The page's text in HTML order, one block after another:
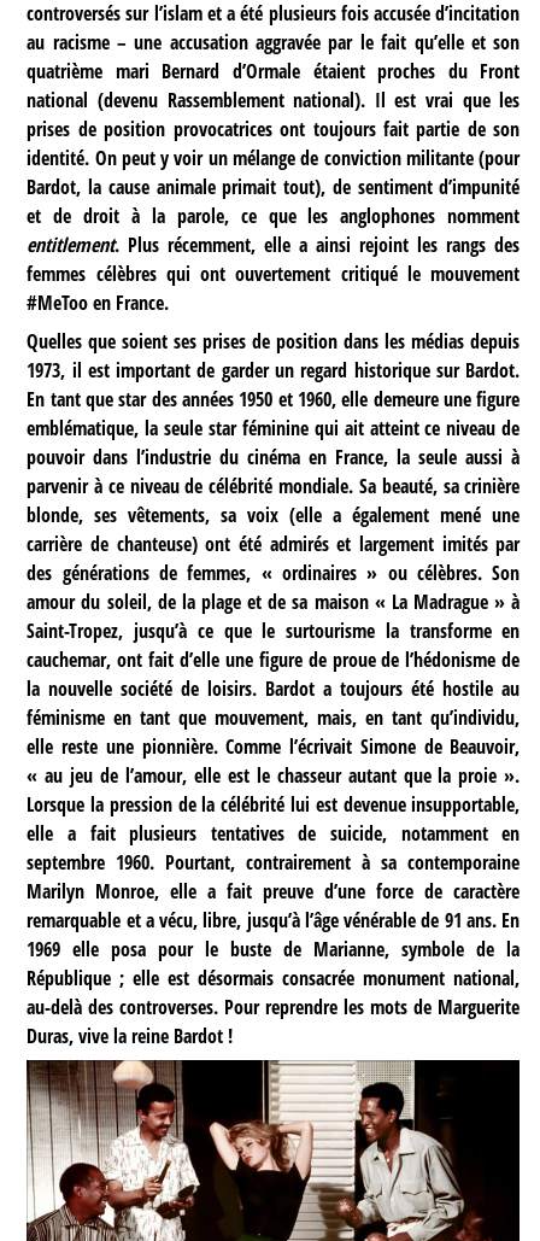
controversés sur l’islam et a été plusieurs fois accusée d’incitation
au racisme – une accusation aggravée par le fait qu’elle et son
quatrième mari Bernard d’Ormale étaient proches du Front
national (devenu Rassemblement national). Il est vrai que les
prises de position provocatrices ont toujours fait partie de son
identité. On peut y voir un mélange de conviction militante (pour
Bardot, la cause animale primait tout), de sentiment d’impunité
et de droit à la parole, ce que les anglophones nomment
entitlement. Plus récemment, elle a ainsi rejoint les rangs des
femmes célèbres qui ont ouvertement critiqué le mouvement
#MeToo en France.
Quelles que soient ses prises de position dans les médias depuis
1973, il est important de garder un regard historique sur Bardot.
En tant que star des années 1950 et 1960, elle demeure une figure
emblématique, la seule star féminine qui ait atteint ce niveau de
pouvoir dans l’industrie du cinéma en France, la seule aussi à
parvenir à ce niveau de célébrité mondiale. Sa beauté, sa crinière
blonde, ses vêtements, sa voix (elle a également mené une
carrière de chanteuse) ont été admirés et largement imités par
des générations de femmes, « ordinaires » ou célèbres. Son
amour du soleil, de la plage et de sa maison « La Madrague » à
Saint-Tropez, jusqu’à ce que le surtourisme la transforme en
cauchemar, ont fait d’elle une figure de proue de l’hédonisme de
la nouvelle société de loisirs. Bardot a toujours été hostile au
féminisme en tant que mouvement, mais, en tant qu’individu,
elle reste une pionnière. Comme l’écrivait Simone de Beauvoir,
« au jeu de l’amour, elle est le chasseur autant que la proie ».
Lorsque la pression de la célébrité lui est devenue insupportable,
elle a fait plusieurs tentatives de suicide, notamment en
septembre 1960. Pourtant, contrairement à sa contemporaine
Marilyn Monroe, elle a fait preuve d’une force de caractère
remarquable et a vécu, libre, jusqu’à l’âge vénérable de 91 ans. En
1969 elle posa pour le buste de Marianne, symbole de la
République ; elle est désormais consacrée monument national,
au-delà des controverses. Pour reprendre les mots de Marguerite
Duras, vive la reine Bardot !